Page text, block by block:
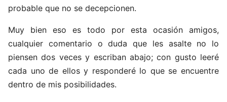
probable que no se decepcionen.
Muy bien eso es todo por esta ocasión amigos,
cualquier comentario o duda que les asalte no lo
piensen dos veces y escriban abajo; con gusto leeré
cada uno de ellos y responderé lo que se encuentre
dentro de mis posibilidades.